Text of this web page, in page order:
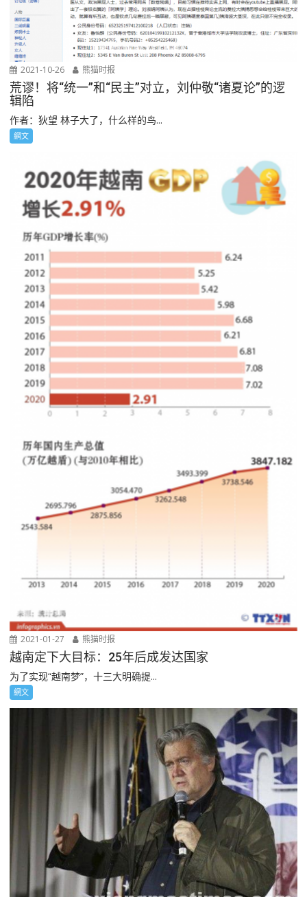
2021-10-26 熊猫时报
荒谬！将“统一”和“民主”对立，刘仲敬“诸夏论”的逻
辑陷
作者：狄望 林子大了，什么样的鸟...
網文
2021-01-27 熊猫时报
越南定下大目标：25年后成发达国家
为了实现“越南梦”，十三大明确提...
網文